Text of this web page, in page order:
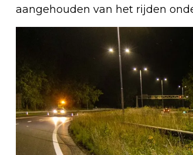
aangehouden van het rijden